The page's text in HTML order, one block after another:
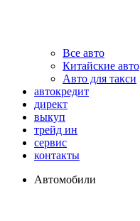
Все авто
Китайские авто
Авто для такси
автокредит
директ
выкуп
трейд ин
сервис
контакты
Автомобили